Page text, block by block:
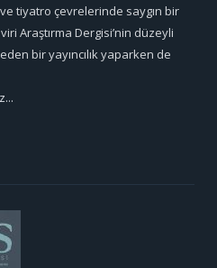
tiyatro çevrelerinde saygın bir
Araştırma Dergisi’nin düzeyli
bir yayıncılık yaparken de